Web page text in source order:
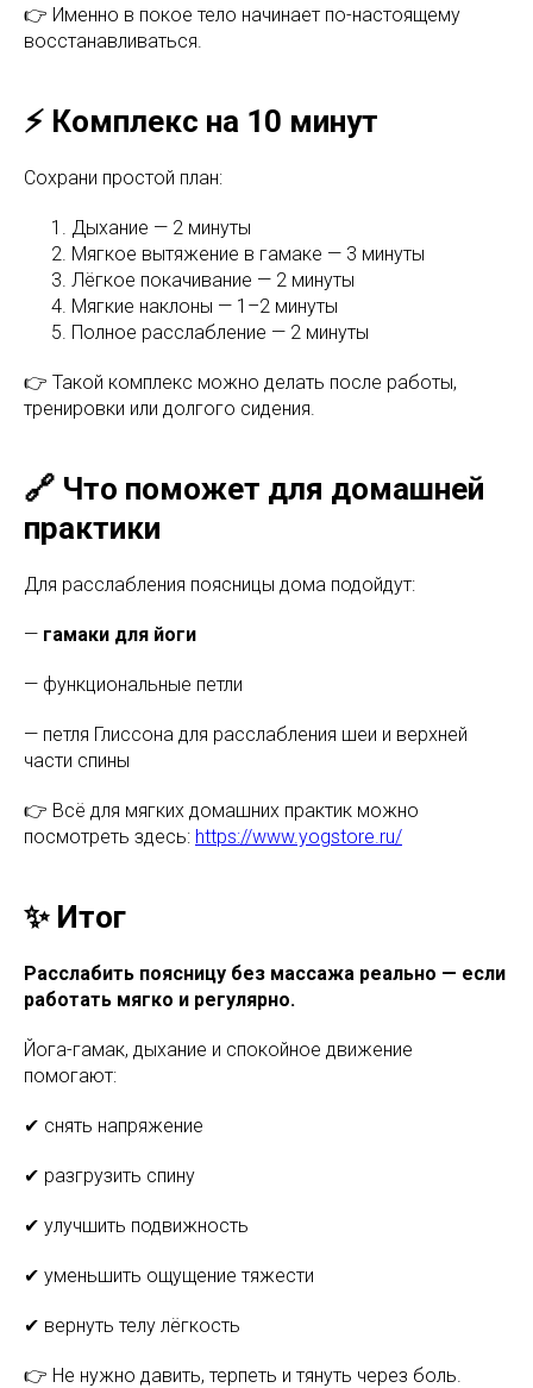
👉 Именно в покое тело начинает по-настоящему
восстанавливаться.
⚡ Комплекс на 10 минут
Сохрани простой план:
Дыхание — 2 минуты
Мягкое вытяжение в гамаке — 3 минуты
Лёгкое покачивание — 2 минуты
Мягкие наклоны — 1–2 минуты
Полное расслабление — 2 минуты
👉 Такой комплекс можно делать после работы,
тренировки или долгого сидения.
🔗 Что поможет для домашней
практики
Для расслабления поясницы дома подойдут:
— гамаки для йоги
— функциональные петли
— петля Глиссона для расслабления шеи и верхней
части спины
👉 Всё для мягких домашних практик можно
посмотреть здесь: https://www.yogstore.ru/
✨ Итог
Расслабить поясницу без массажа реально — если
работать мягко и регулярно.
Йога-гамак, дыхание и спокойное движение
помогают:
✔ снять напряжение
✔ разгрузить спину
✔ улучшить подвижность
✔ уменьшить ощущение тяжести
✔ вернуть телу лёгкость
👉 Не нужно давить, терпеть и тянуть через боль.